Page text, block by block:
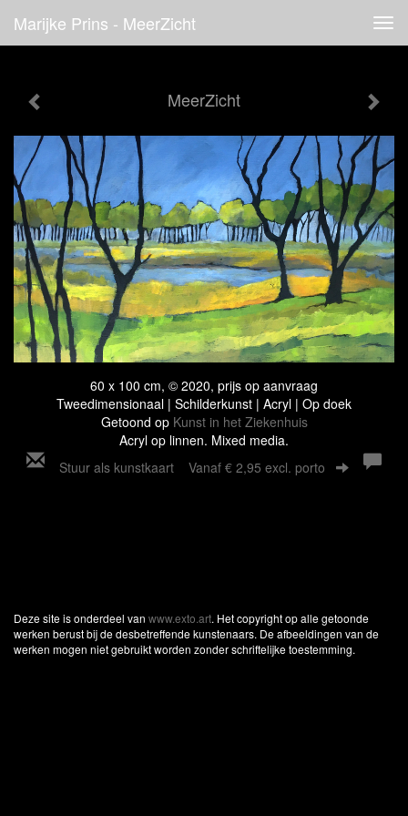
Marijke Prins - MeerZicht
MeerZicht
60 x 100 cm, © 2020, prijs op aanvraag
Tweedimensionaal | Schilderkunst | Acryl | Op doek
Getoond op Kunst in het Ziekenhuis
Acryl op linnen. Mixed media.
Stuur als kunstkaart Vanaf € 2,95 excl. porto
Deze site is onderdeel van www.exto.art. Het copyright op alle getoonde
werken berust bij de desbetreffende kunstenaars. De afbeeldingen van de
werken mogen niet gebruikt worden zonder schriftelijke toestemming.